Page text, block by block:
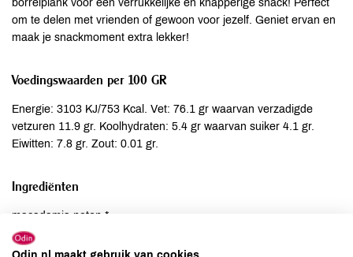
borrelplank voor een verrukkelijke en knapperige snack! Perfect
om te delen met vrienden of gewoon voor jezelf. Geniet ervan en
maak je snackmoment extra lekker!
Voedingswaarden per 100 GR
Energie: 3103 KJ/753 Kcal. Vet: 76.1 gr waarvan verzadigde
vetzuren 11.9 gr. Koolhydraten: 5.4 gr waarvan suiker 4.1 gr.
Eiwitten: 7.8 gr. Zout: 0.01 gr.
Ingrediënten
macadamia noten *
Odin.nl maakt gebruik van cookies